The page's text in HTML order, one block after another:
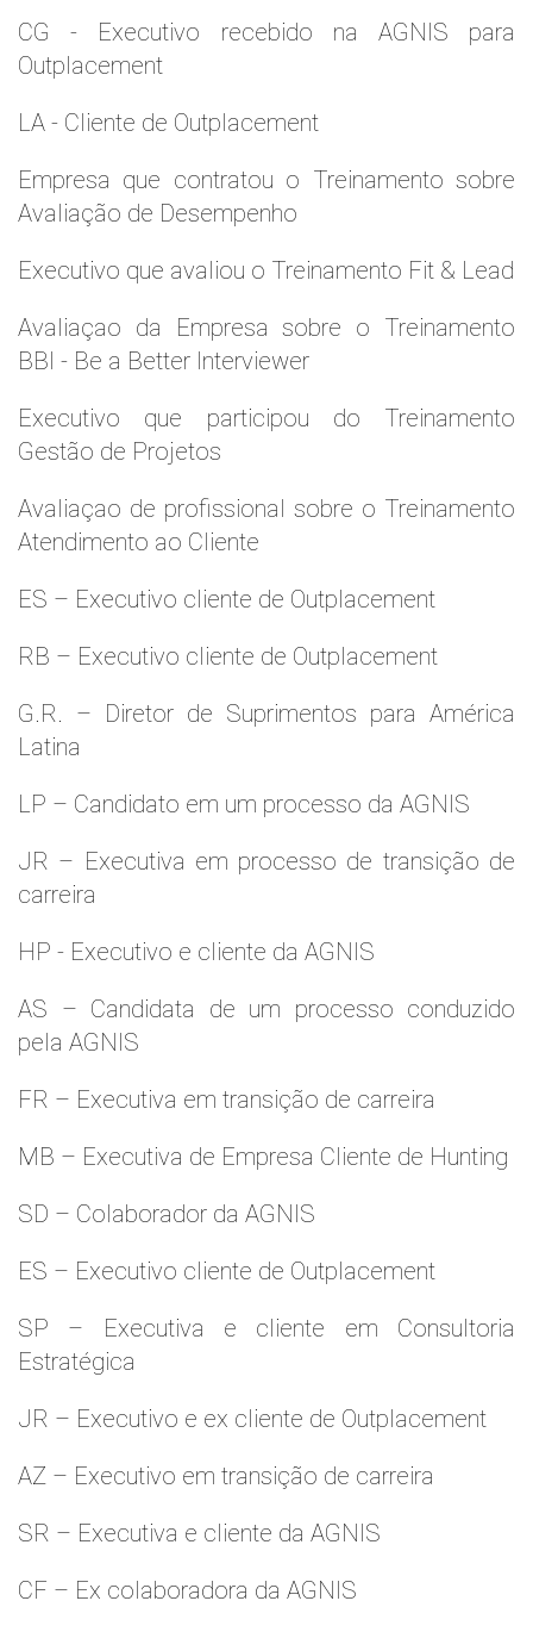
CG - Executivo recebido na AGNIS para
Outplacement
LA - Cliente de Outplacement
Empresa que contratou o Treinamento sobre
Avaliação de Desempenho
Executivo que avaliou o Treinamento Fit & Lead
Avaliaçao da Empresa sobre o Treinamento
BBI - Be a Better Interviewer
Executivo que participou do Treinamento
Gestão de Projetos
Avaliaçao de profissional sobre o Treinamento
Atendimento ao Cliente
ES – Executivo cliente de Outplacement
RB – Executivo cliente de Outplacement
G.R. – Diretor de Suprimentos para América
Latina
LP – Candidato em um processo da AGNIS
JR – Executiva em processo de transição de
carreira
HP - Executivo e cliente da AGNIS
AS – Candidata de um processo conduzido
pela AGNIS
FR – Executiva em transição de carreira
MB – Executiva de Empresa Cliente de Hunting
SD – Colaborador da AGNIS
ES – Executivo cliente de Outplacement
SP – Executiva e cliente em Consultoria
Estratégica
JR – Executivo e ex cliente de Outplacement
AZ – Executivo em transição de carreira
SR – Executiva e cliente da AGNIS
CF – Ex colaboradora da AGNIS